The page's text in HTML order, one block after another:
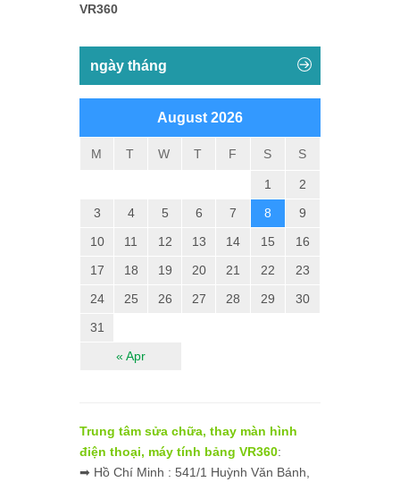
VR360
ngày tháng
August 2026
M T W T F S S
« Apr
1
2
3
4 5 6 7 8
9
10
11 12 13 14 15
16
17
18 19 20 21 22
23
24
25 26 27 28 29
30
31
Trung tâm sửa chữa, thay màn hình
điện thoại, máy tính bảng VR360:
➡ Hồ Chí Minh : 541/1 Huỳnh Văn Bánh,